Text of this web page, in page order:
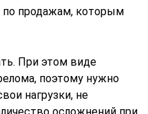
всех людей.
если появилась боль,
врачу. Внешне
очень коварен,
боли возникает